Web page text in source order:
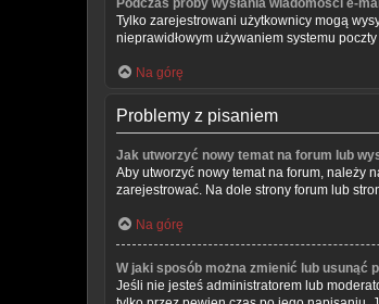
Podczas próby wysłania wiadomości e-
Tylko zarejestrowani użytkownicy mogą
nieprawidłowym używaniem systemu
Na górę
Problemy z pisaniem
Jak utworzyć nowy temat na forum lub
Aby utworzyć nowy temat na forum, należy
zarejestrować. Na dole strony forum lub
Na górę
W jaki sposób można zmienić lub usunąć
Jeśli nie jesteś administratorem lub